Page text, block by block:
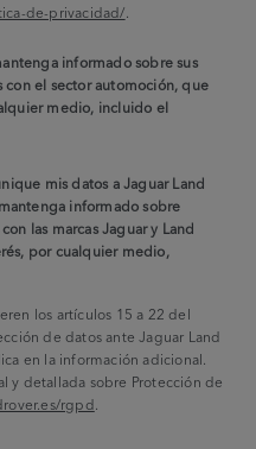
de-privacidad/
informado sobre sus
con el sector automoción, que
medio, incluido el
mis datos a Jaguar Land
informado sobre
las marcas Jaguar y Land
por cualquier medio,
los artículos 15 a 22 del
de datos ante Jaguar Land
en la información adicional.
y detallada sobre Protección de
rgpd